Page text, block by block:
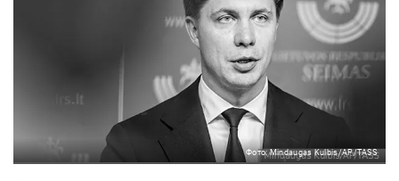
Фото: Mindaugas Kulbis/AP/TASS